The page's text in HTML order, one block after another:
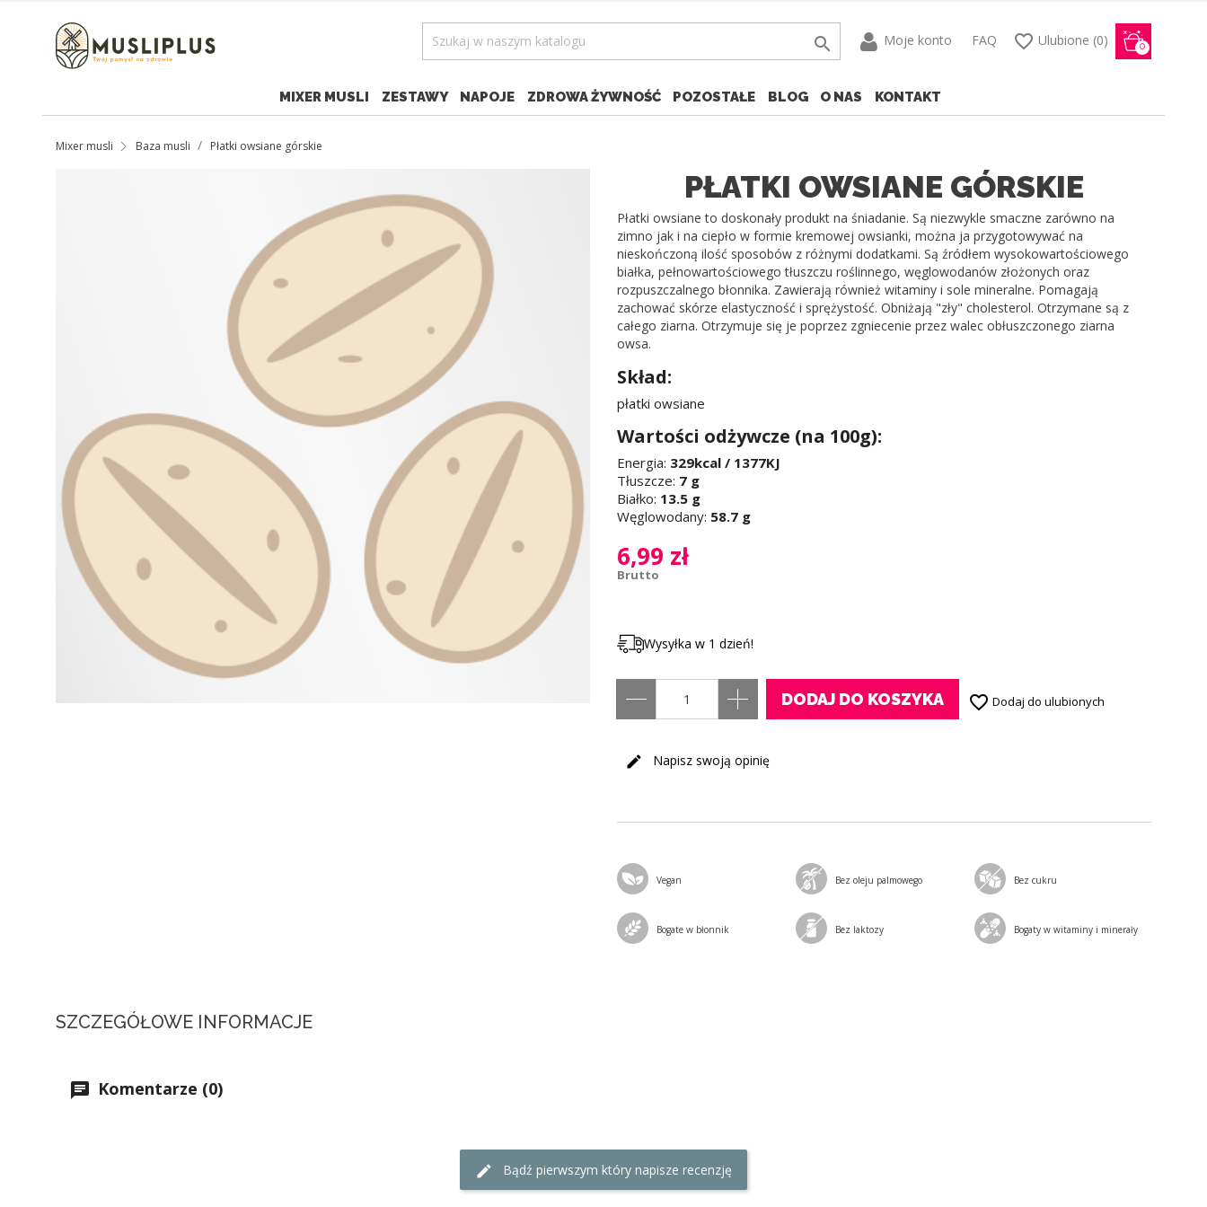
 Moje konto FAQ favorite_border Ulubione (0) 0
MIXER MUSLI ZESTAWY NAPOJE ZDROWA ŻYWNOŚĆ POZOSTAŁE BLOG O NAS KONTAKT
Mixer musli Baza musli Płatki owsiane górskie
PŁATKI OWSIANE GÓRSKIE
Płatki owsiane to doskonały produkt na śniadanie. Są niezwykle smaczne zarówno na
zimno jak i na ciepło w formie kremowej owsianki, można ja przygotowywać na
nieskończoną ilość sposobów z różnymi dodatkami. Są źródłem wysokowartościowego
białka, pełnowartościowego tłuszczu roślinnego, węglowodanów złożonych oraz
rozpuszczalnego błonnika. Zawierają również witaminy i sole mineralne. Pomagają
zachować skórze elastyczność i sprężystość. Obniżają "zły" cholesterol. Otrzymane są z
całego ziarna. Otrzymuje się je poprzez zgniecenie przez walec obłuszczonego ziarna
owsa.
Skład:
płatki owsiane
Wartości odżywcze (na 100g):
Energia: 329kcal / 1377KJ
Tłuszcze: 7 g
Białko: 13.5 g
Węglowodany: 58.7 g
6,99 zł
Brutto
Wysyłka w 1 dzień!
DODAJ DO KOSZYKA favorite_border Dodaj do ulubionych
Napisz swoją opinię
Vegan Bez oleju palmowego Bez cukru
Bogate w błonnik Bez laktozy Bogaty w witaminy i minerały
SZCZEGÓŁOWE INFORMACJE
Komentarze (0)
Bądź pierwszym który napisze recenzję